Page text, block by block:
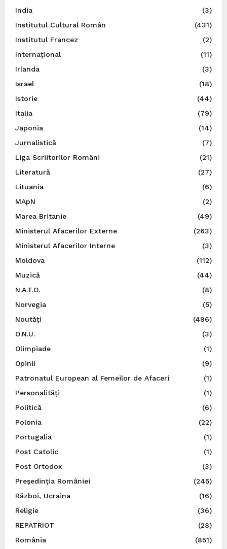
India
(3)
Institutul Cultural Român
(431)
Institutul Francez
(2)
Internațional
(11)
Irlanda
(3)
Israel
(18)
Istorie
(44)
Italia
(79)
Japonia
(14)
Jurnalistică
(7)
Liga Scriitorilor Români
(21)
Literatură
(27)
Lituania
(6)
MApN
(2)
Marea Britanie
(49)
Ministerul Afacerilor Externe
(263)
Ministerul Afacerilor Interne
(3)
Moldova
(112)
Muzică
(44)
N.A.T.O.
(8)
Norvegia
(5)
Noutăți
(496)
O.N.U.
(3)
Olimpiade
(1)
Opinii
(9)
Patronatul European al Femeilor de Afaceri
(1)
Personalități
(1)
Politică
(6)
Polonia
(22)
Portugalia
(1)
Post Catolic
(1)
Post Ortodox
(3)
Preşedinţia României
(245)
Război, Ucraina
(16)
Religie
(36)
REPATRIOT
(28)
România
(851)